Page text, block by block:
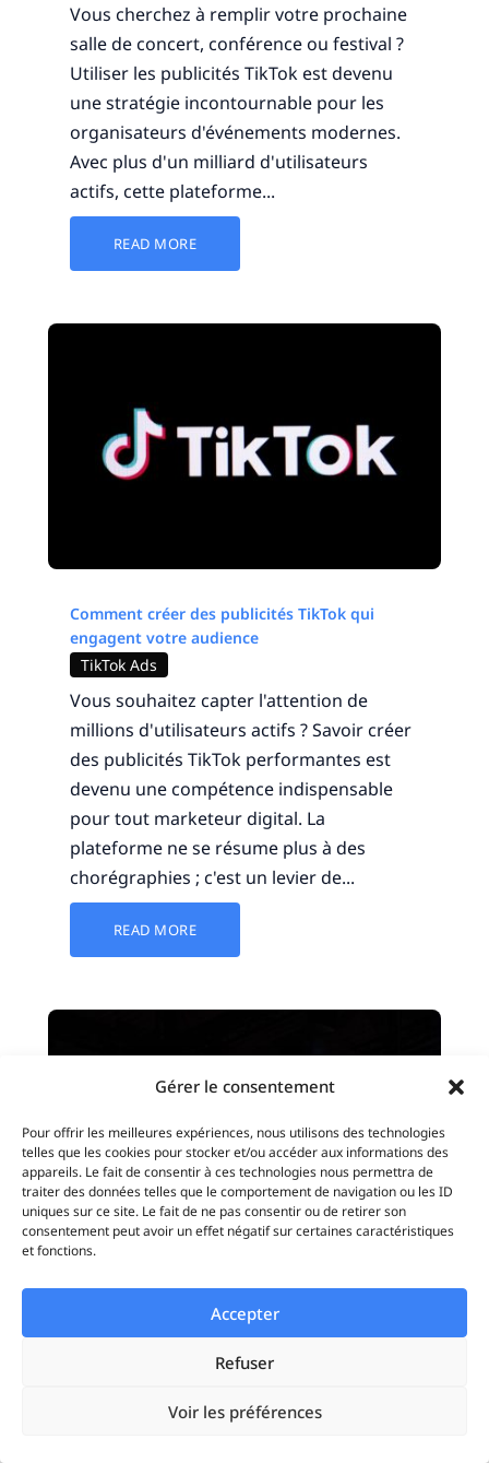
Gérer le consentement
Pour offrir les meilleures expériences, nous utilisons des technologies
telles que les cookies pour stocker et/ou accéder aux informations des
appareils. Le fait de consentir à ces technologies nous permettra de
traiter des données telles que le comportement de navigation ou les ID
uniques sur ce site. Le fait de ne pas consentir ou de retirer son
consentement peut avoir un effet négatif sur certaines caractéristiques
et fonctions.
Accepter
Refuser
Voir les préférences
Vous cherchez à remplir votre prochaine
salle de concert, conférence ou festival ?
Utiliser les publicités TikTok est devenu
une stratégie incontournable pour les
organisateurs d'événements modernes.
Avec plus d'un milliard d'utilisateurs
actifs, cette plateforme...
READ MORE
Comment créer des publicités TikTok qui
engagent votre audience
TikTok Ads
Vous souhaitez capter l'attention de
millions d'utilisateurs actifs ? Savoir créer
des publicités TikTok performantes est
devenu une compétence indispensable
pour tout marketeur digital. La
plateforme ne se résume plus à des
chorégraphies ; c'est un levier de...
READ MORE
publicités sur TikTok
présence en ligne et à maximiser